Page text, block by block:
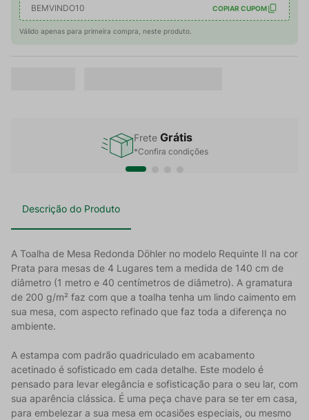
BEMVINDO10 COPIAR CUPOM
Válido apenas para primeira compra, neste produto.
Frete Grátis
*Confira condições
Descrição do Produto
A Toalha de Mesa Redonda Döhler no modelo Requinte II na cor
Prata para mesas de 4 Lugares tem a medida de 140 cm de
diâmetro (1 metro e 40 centímetros de diâmetro). A gramatura
de 200 g/m² faz com que a toalha tenha um lindo caimento em
sua mesa, com aspecto refinado que faz toda a diferença no
ambiente.
A estampa com padrão quadriculado em acabamento
acetinado é sofisticado em cada detalhe. Este modelo é
pensado para levar elegância e sofisticação para o seu lar, com
sua aparência clássica. É uma peça chave para se ter em casa,
para embelezar a sua mesa em ocasiões especiais, ou mesmo